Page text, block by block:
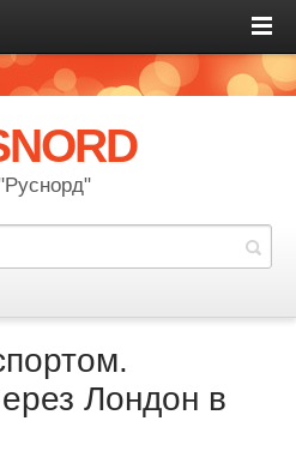
Лондон в